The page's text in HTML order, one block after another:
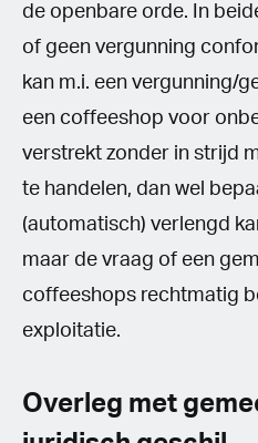
de openbare orde. In
of geen vergunning
kan m.i. een vergunning/
een coffeeshop voor
verstrekt zonder in strijd
te handelen, dan wel
(automatisch) verlengd
maar de vraag of een
coffeeshops rechtmatig
exploitatie.
Overleg met